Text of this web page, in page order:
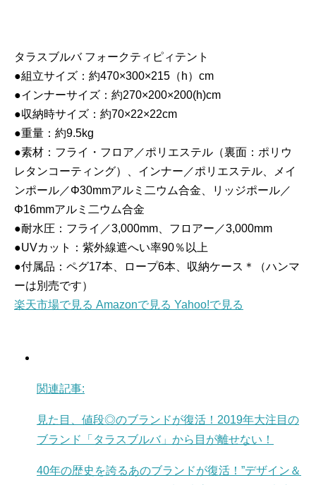
タラスブルバ フォークティピィテント
●組立サイズ：約470×300×215（h）cm
●インナーサイズ：約270×200×200(h)cm
●収納時サイズ：約70×22×22cm
●重量：約9.5kg
●素材：フライ・フロア／ポリエステル（裏面：ポリウ
レタンコーティング）、インナー／ポリエステル、メイ
ンポール／Φ30mmアルミ二ウム合金、リッジポール／
Φ16mmアルミ二ウム合金
●耐水圧：フライ／3,000mm、フロアー／3,000mm
●UVカット：紫外線遮へい率90％以上
●付属品：ペグ17本、ロープ6本、収納ケース＊（ハンマ
ーは別売です）
楽天市場で見る Amazonで見る Yahoo!で見る
関連記事:
見た目、値段◎のブランドが復活！2019年大注目の
ブランド「タラスブルバ」から目が離せない！
40年の歴史を誇るあのブランドが復活！”デザイン＆